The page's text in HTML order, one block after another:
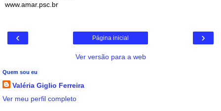
www.amar.psc.br
‹ ›
Página inicial
Ver versão para a web
Quem sou eu
Valéria Giglio Ferreira
Ver meu perfil completo